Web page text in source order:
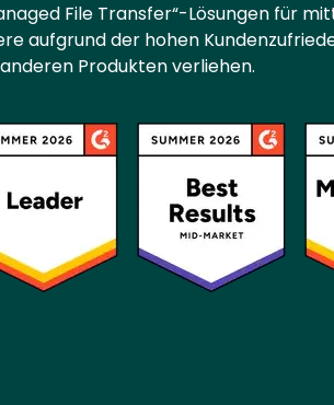
File Transfer“-Lösungen für
aufgrund der hohen
anderen Produkten verliehen.